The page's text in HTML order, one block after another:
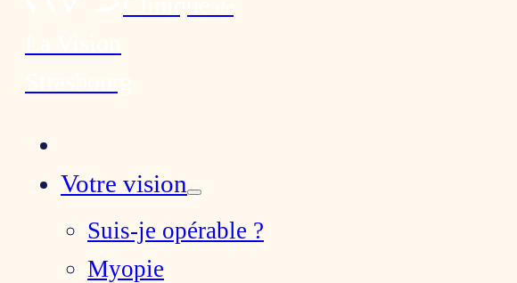
Votre vision
Suis-je opérable ?
Myopie